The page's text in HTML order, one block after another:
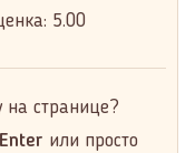
5.00
на странице?
или просто